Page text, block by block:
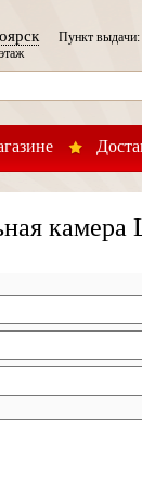
Пункт выдачи:
камера